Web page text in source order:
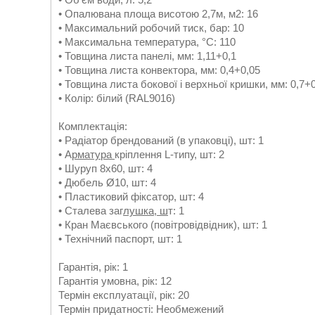
• Опалювана площа висотою 2,7м, м2: 16
• Максимальний робочий тиск, бар: 10
• Максимальна температура, °С: 110
• Товщина листа панелі, мм: 1,11+0,1
• Товщина листа конвектора, мм: 0,4+0,05
• Товщина листа бокової і верхньої кришки, мм:
• Колір: білий (RAL9016)
Комплектація:
• Радіатор брендований (в упаковці), шт: 1
• Арматура кріплення L-типу, шт: 2
• Шуруп 8х60, шт: 4
• Дюбель Ø10, шт: 4
• Пластиковий фіксатор, шт: 4
• Сталева заглушка, шт: 1
• Кран Маєвського (повітровідвідник), шт: 1
• Технічний паспорт, шт: 1
Гарантія, рік: 1
Гарантія умовна, рік: 12
Термін експлуатації, рік: 20
Термін придатності: Необмежений